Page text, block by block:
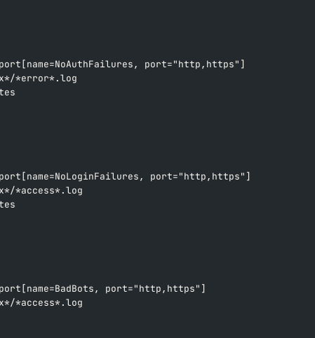
port="http,https"]
*error*.log
port="http,https"]
*access*.log
port="http,https"]
*access*.log